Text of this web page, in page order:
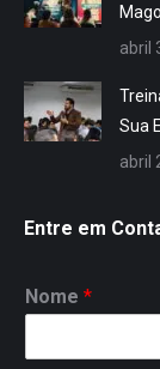
abril
Sua
abril
Entre em
Nome *